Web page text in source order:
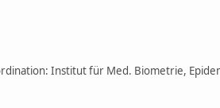
Institut für Med. Biometrie,